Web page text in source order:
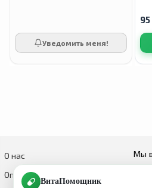
Уведомить меня!
О нас
Оплата и доставка
Мы
ВитаПомощник